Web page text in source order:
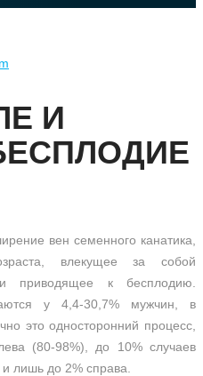
И
вен семенного канатика,
влекущее за собой
приводящее к бесплодию.
у 4,4-30,7% мужчин, в
это односторонний процесс,
(80-98%), до 10% случаев
лишь до 2% справа.